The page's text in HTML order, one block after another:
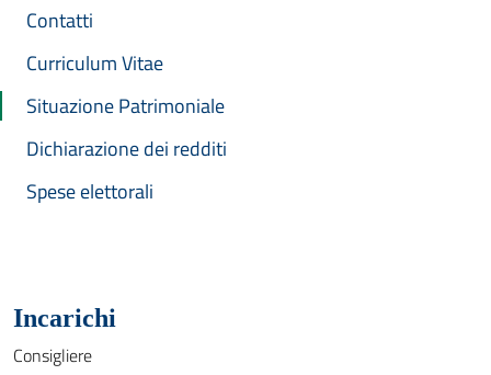
Contatti
Curriculum Vitae
Situazione Patrimoniale
Dichiarazione dei redditi
Spese elettorali
Incarichi
Consigliere